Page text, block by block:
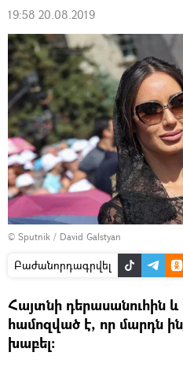
19:58 20.08.2019
© Sputnik / David Galstyan
Բաժանորդագրվել
Հայտնի դերասանուհին
համոզված է, որ մարդն
խաբել: